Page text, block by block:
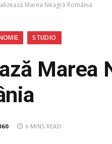
Marea Neagră România
STUDIO
Marea
6 MINS READ